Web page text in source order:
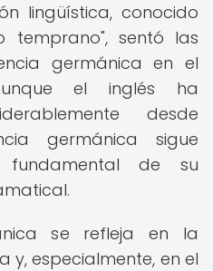
lingüística, conocido
temprano", sentó las
germánica en el
el inglés ha
desde
germánica sigue
de su
se refleja en la
y, especialmente, en el